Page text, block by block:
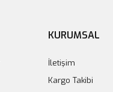
KURUMSAL
İletişim
Kargo Takibi